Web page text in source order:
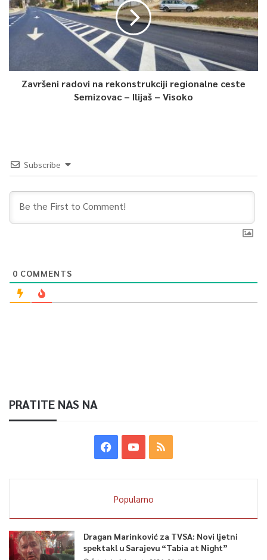
Završeni radovi na rekonstrukciji regionalne ceste
Semizovac – Ilijaš – Visoko
Subscribe
0 COMMENTS
PRATITE NAS NA
Popularno
Dragan Marinković za TVSA: Novi ljetni
spektakl u Sarajevu “Tabia at Night”